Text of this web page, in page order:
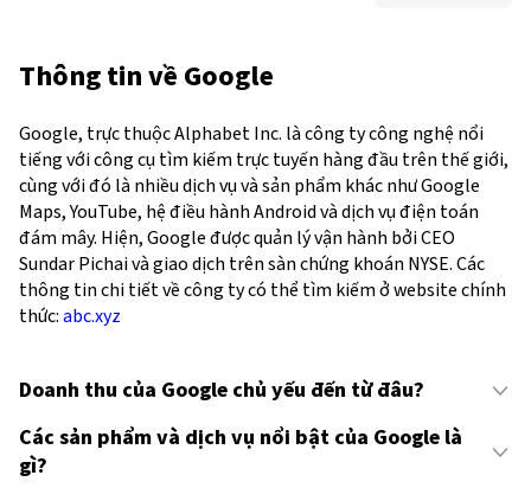
Thông tin về Google
Google, trực thuộc Alphabet Inc. là công ty công nghệ nổi
tiếng với công cụ tìm kiếm trực tuyến hàng đầu trên thế giới,
cùng với đó là nhiều dịch vụ và sản phẩm khác như Google
Maps, YouTube, hệ điều hành Android và dịch vụ điện toán
đám mây. Hiện, Google được quản lý vận hành bởi CEO
Sundar Pichai và giao dịch trên sàn chứng khoán NYSE. Các
thông tin chi tiết về công ty có thể tìm kiếm ở website chính
thức:abc.xyz
Doanh thu của Google chủ yếu đến từ đâu?
Các sản phẩm và dịch vụ nổi bật của Google là
gì?